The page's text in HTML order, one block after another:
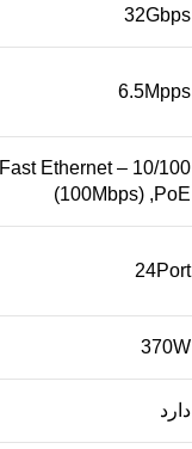
32Gbps
6.5Mpps
Fast Ethernet – 10/100
(100Mbps) ,PoE
24Port
370W
دارد